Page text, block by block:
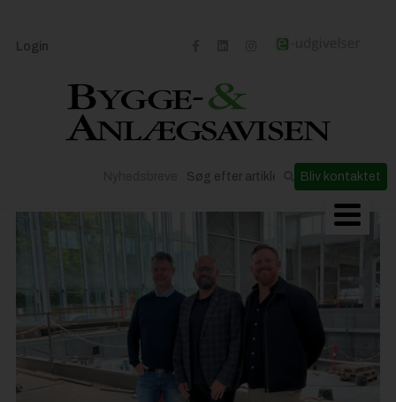
Login
Bliv kontaktet
Byggeriets udvikling
Materialer og løsninger
Byggepladsen
Anlæg
Til Håndværkeren
Partnere